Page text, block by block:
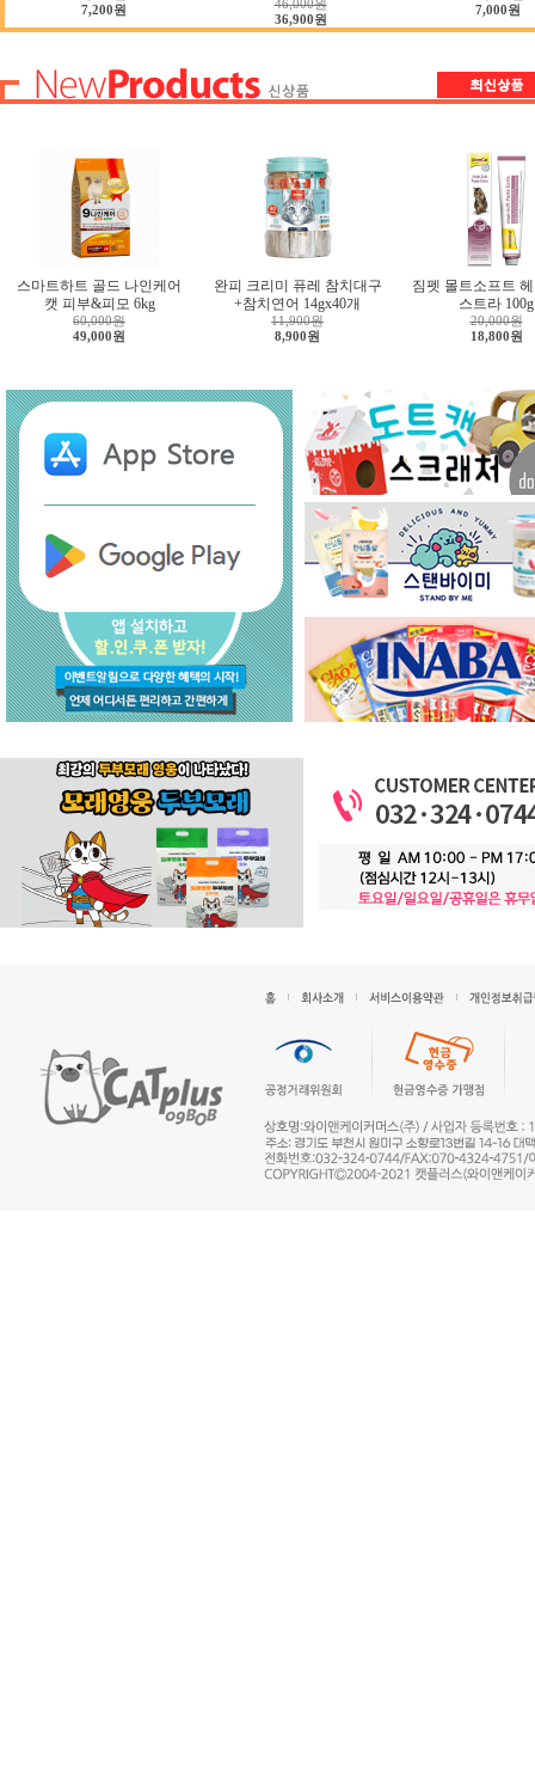
7,200원
46,000원
36,900원
7,000원
스마트하트 골드 나인케어
캣 피부&피모 6kg
60,000원
49,000원
완피 크리미 퓨레 참치대구
+참치연어 14gx40개
11,900원
8,900원
짐펫 몰트소프트
스트라 100g
20,000원
18,800원